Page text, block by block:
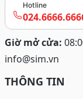
Hotline
Giờ mở cửa:
info@sim.vn
THÔNG TIN